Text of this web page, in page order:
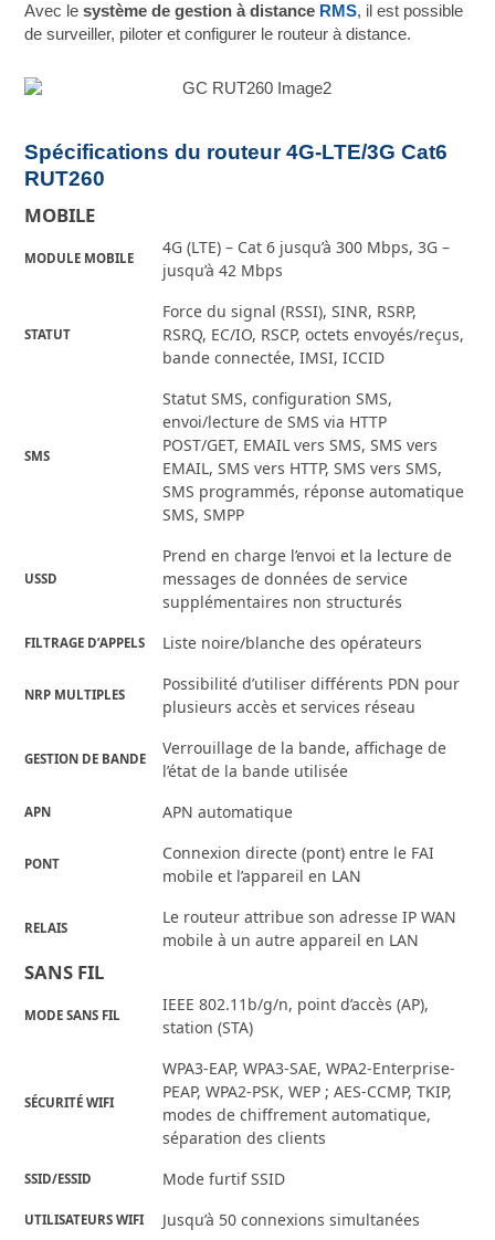
Avec lesystème de gestion à distance RMS, il est possible
de surveiller, piloter et configurer le routeur à distance.
Spécifications du routeur 4G-LTE/3G Cat6
RUT260
MOBILE
MODULE MOBILE
4G (LTE) – Cat 6 jusqu’à 300 Mbps, 3G –
jusqu’à 42 Mbps
STATUT
Force du signal (RSSI), SINR, RSRP,
RSRQ, EC/IO, RSCP, octets envoyés/reçus,
bande connectée, IMSI, ICCID
SMS
Statut SMS, configuration SMS,
envoi/lecture de SMS via HTTP
POST/GET, EMAIL vers SMS, SMS vers
EMAIL, SMS vers HTTP, SMS vers SMS,
SMS programmés, réponse automatique
SMS, SMPP
USSD
Prend en charge l’envoi et la lecture de
messages de données de service
supplémentaires non structurés
FILTRAGE D’APPELS Liste noire/blanche des opérateurs
NRP MULTIPLES
Possibilité d’utiliser différents PDN pour
plusieurs accès et services réseau
GESTION DE BANDE
Verrouillage de la bande, affichage de
l’état de la bande utilisée
APN APN automatique
PONT
Connexion directe (pont) entre le FAI
mobile et l’appareil en LAN
RELAIS
Le routeur attribue son adresse IP WAN
mobile à un autre appareil en LAN
SANS FIL
MODE SANS FIL
IEEE 802.11b/g/n, point d’accès (AP),
station (STA)
SÉCURITÉ WIFI
WPA3-EAP, WPA3-SAE, WPA2-Enterprise-
PEAP, WPA2-PSK, WEP ; AES-CCMP, TKIP,
modes de chiffrement automatique,
séparation des clients
SSID/ESSID Mode furtif SSID
UTILISATEURS WIFI Jusqu’à 50 connexions simultanées